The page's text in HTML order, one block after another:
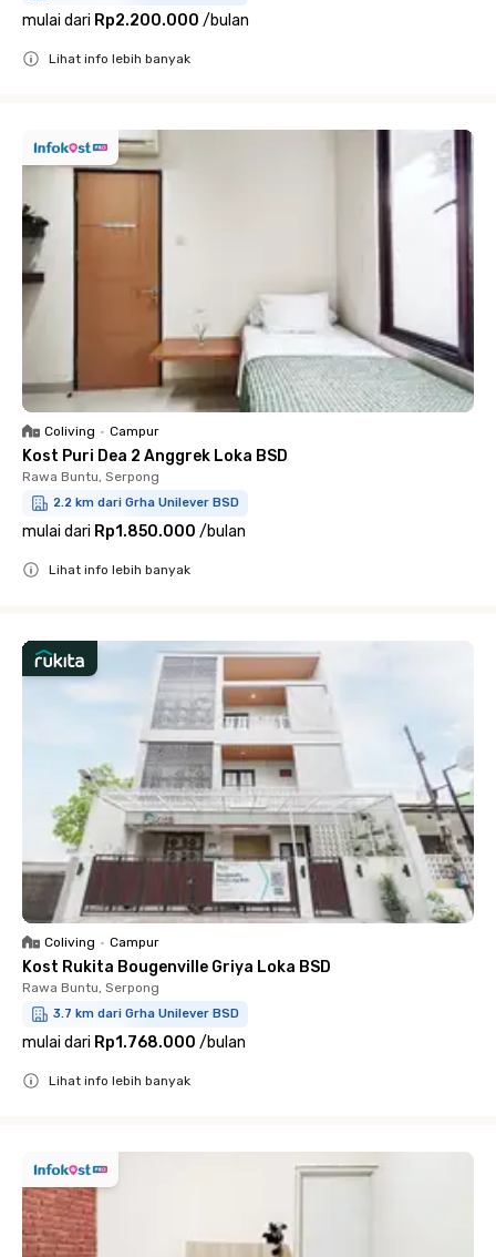
mulai dari Rp2.200.000 /bulan
Lihat info lebih banyak
Coliving • Campur
Kost Puri Dea 2 Anggrek Loka BSD
Rawa Buntu, Serpong
2.2 km dari Grha Unilever BSD
mulai dari Rp1.850.000 /bulan
Lihat info lebih banyak
Coliving • Campur
Kost Rukita Bougenville Griya Loka BSD
Rawa Buntu, Serpong
3.7 km dari Grha Unilever BSD
mulai dari Rp1.768.000 /bulan
Lihat info lebih banyak